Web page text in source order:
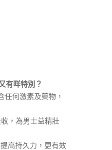
有咩特別？
何激素及藥物，
，為男士益精壯
高持久力，更有效